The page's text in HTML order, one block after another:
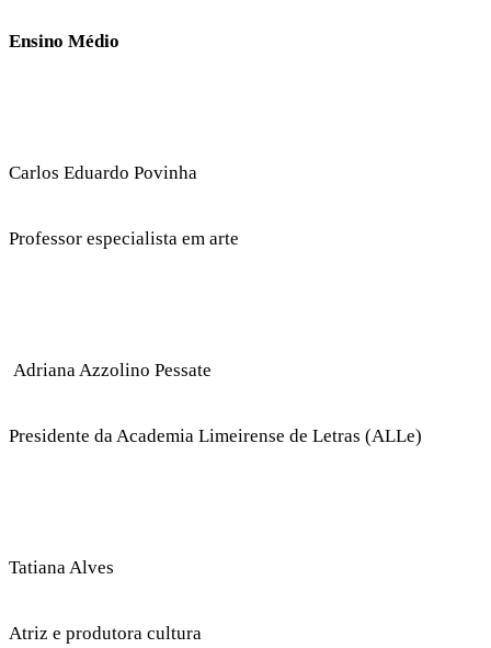
Ensino Médio
Carlos Eduardo Povinha
Professor especialista em arte
Adriana Azzolino Pessate
Presidente da Academia Limeirense de Letras (ALLe)
Tatiana Alves
Atriz e produtora cultura